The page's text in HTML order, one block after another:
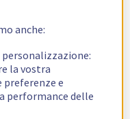
anche:
la vostra
preferenze e
performance delle